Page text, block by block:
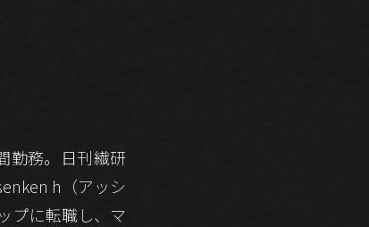
勤務。日刊繊研
h（アッシ
プに転職し、マ